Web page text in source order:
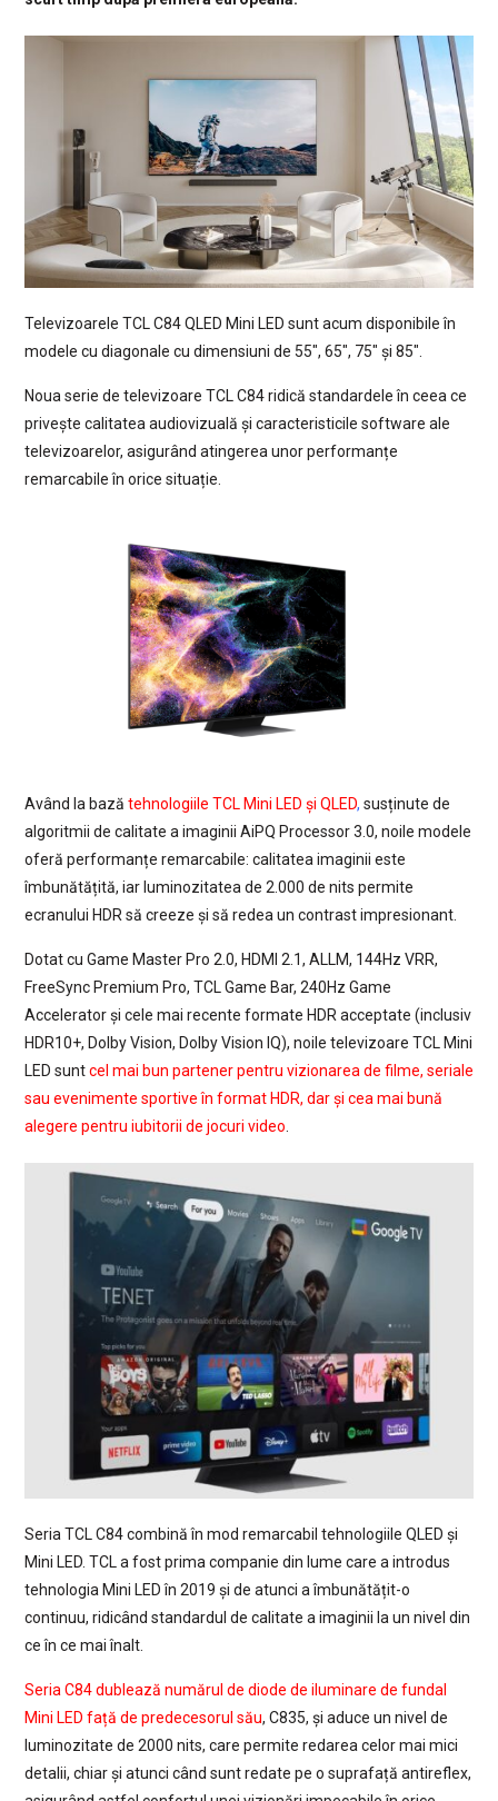
Televizoarele TCL C84 QLED Mini LED sunt acum disponibile în
modele cu diagonale cu dimensiuni de 55″, 65″, 75″ și 85″.
Noua serie de televizoare TCL C84 ridică standardele în ceea ce
privește calitatea audiovizuală și caracteristicile software ale
televizoarelor, asigurând atingerea unor performanțe
remarcabile în orice situație.
Având la bază tehnologiile TCL Mini LED și QLED, susținute de
algoritmii de calitate a imaginii AiPQ Processor 3.0, noile modele
oferă performanțe remarcabile: calitatea imaginii este
îmbunătățită, iar luminozitatea de 2.000 de nits permite
ecranului HDR să creeze și să redea un contrast impresionant.
Dotat cu Game Master Pro 2.0, HDMI 2.1, ALLM, 144Hz VRR,
FreeSync Premium Pro, TCL Game Bar, 240Hz Game
Accelerator și cele mai recente formate HDR acceptate (inclusiv
HDR10+, Dolby Vision, Dolby Vision IQ), noile televizoare TCL Mini
LED suntcel mai bun partener pentru vizionarea de filme, seriale
sau evenimente sportive în format HDR, dar și cea mai bună
alegere pentru iubitorii de jocuri video.
Seria TCL C84 combină în mod remarcabil tehnologiile QLED și
Mini LED. TCL a fost prima companie din lume care a introdus
tehnologia Mini LED în 2019 și de atunci a îmbunătățit-o
continuu, ridicând standardul de calitate a imaginii la un nivel din
ce în ce mai înalt.
Seria C84 dublează numărul de diode de iluminare de fundal
Mini LED față de predecesorul său, C835, și aduce un nivel de
luminozitate de 2000 nits, care permite redarea celor mai mici
detalii, chiar și atunci când sunt redate pe o suprafață antireflex,